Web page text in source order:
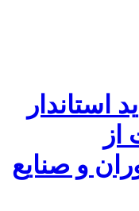
استاندار
و صنایع